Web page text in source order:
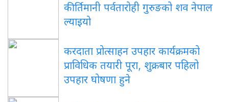
कीर्तिमानी पर्वतारोही गुरुङको शव नेपाल
ल्याइयो
करदाता प्रोत्साहन उपहार कार्यक्रमको
प्राविधिक तयारी पूरा, शुक्रबार पहिलो
उपहार घोषणा हुने